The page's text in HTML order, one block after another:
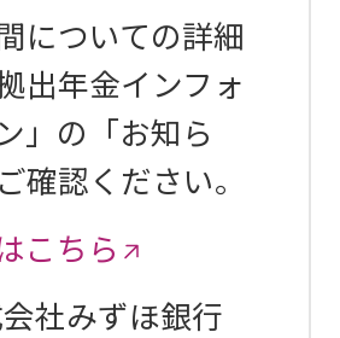
についての詳細
出年金インフォ
」の「お知ら
確認ください。
こちら
社みずほ銀行